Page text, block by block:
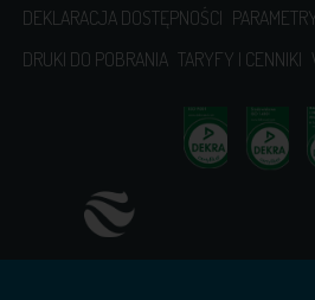
DEKLARACJA DOSTĘPNOŚCI
DRUKI DO POBRANIA TARYFY I CENNIKI